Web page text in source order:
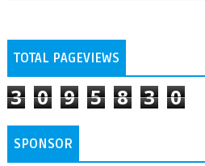
TOTAL PAGEVIEWS
3 0 9 5 8 3 0
SPONSOR